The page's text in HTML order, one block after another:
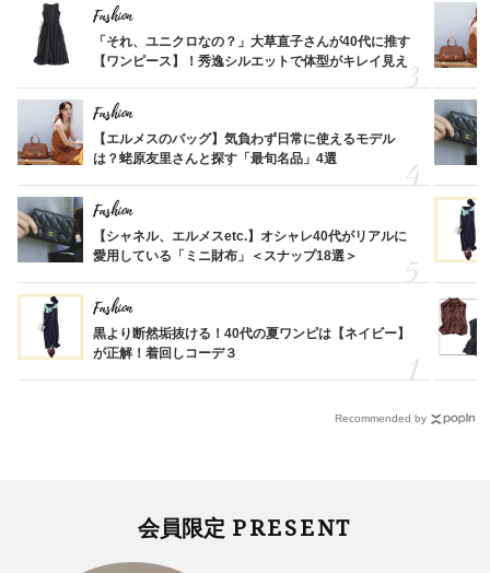
Fashion
「それ、ユニクロなの？」大草直子さんが40代に推す
【ワンピース】！秀逸シルエットで体型がキレイ見え
Fashion
【エルメスのバッグ】気負わず日常に使えるモデル
は？蛯原友里さんと探す「最旬名品」4選
Fashion
【シャネル、エルメスetc.】オシャレ40代がリアルに
愛用している「ミニ財布」＜スナップ18選＞
Fashion
黒より断然垢抜ける！40代の夏ワンピは【ネイビー】
が正解！着回しコーデ３
Recommended by
会員限定 PRESENT